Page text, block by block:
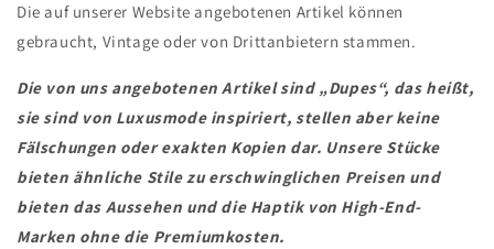
Die auf unserer Website angebotenen Artikel können
gebraucht, Vintage oder von Drittanbietern stammen.
Die von uns angebotenen Artikel sind „Dupes“, das heißt,
sie sind von Luxusmode inspiriert, stellen aber keine
Fälschungen oder exakten Kopien dar. Unsere Stücke
bieten ähnliche Stile zu erschwinglichen Preisen und
bieten das Aussehen und die Haptik von High-End-
Marken ohne die Premiumkosten.